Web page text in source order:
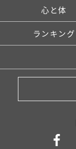
心と体
ランキング